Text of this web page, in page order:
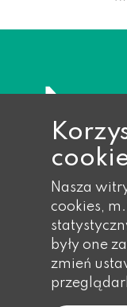
Nasza
cookies,
były one
zmień